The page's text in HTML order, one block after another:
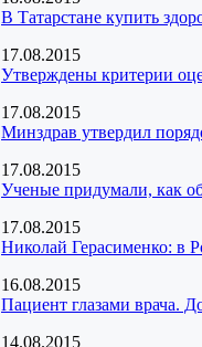
В Татарстане купить
17.08.2015
Утверждены критерии
17.08.2015
Минздрав утвердил
17.08.2015
Ученые придумали, как
17.08.2015
Николай Герасименко: в
16.08.2015
Пациент глазами врача.
14.08.2015